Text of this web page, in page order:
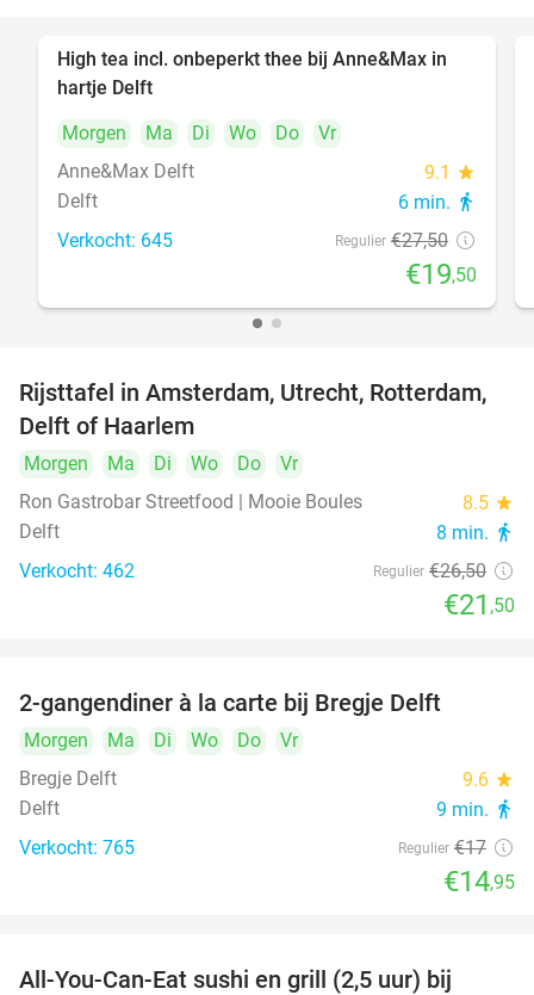
29%
High tea incl. onbeperkt thee bij Anne&Max in
hartje Delft
Morgen
Ma Di Wo Do
Vr
Anne&Max Delft
9.1 star
Delft 6 min. directions_walk
Verkocht: 645 Regulier €27,50
€19,50
19%
Rijsttafel in Amsterdam, Utrecht, Rotterdam,
Delft of Haarlem
Morgen Ma Di Wo Do
Vr
Ron Gastrobar Streetfood | Mooie Boules
8.5 star
Delft 8 min. directions_walk
Verkocht: 462 Regulier €26,50
€21 ,50
2-gangendiner à la carte bij Bregje Delft
Morgen Ma Di Wo Do
Vr
Bregje Delft
9.6 star
Delft 9 min. directions_walk
Verkocht: 765 Regulier €17
€14,95
All-You-Can-Eat sushi en grill (2,5 uur) bij